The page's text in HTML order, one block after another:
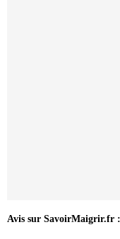
Avis sur SavoirMaigrir.fr